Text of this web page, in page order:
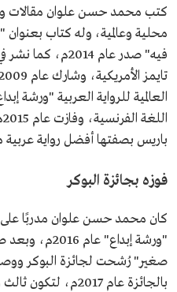
كتب محمد حسن علوان
محلية وعالمية، وله كتاب بعنوان
فيه" صدر عام
العالمية للرواية العربية "ورشة
باريس بصفتها أفضل رواية عربية
فوزه بجائزة البوكر
كان محمد حسن علوان مدربًا على
"ورشة إبداع"
صغير" رُشحت لجائزة البوكر
بالجائزة عام